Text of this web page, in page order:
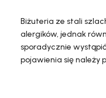
Biżuteria ze stali
alergików, jednak
sporadycznie
pojawienia się należy